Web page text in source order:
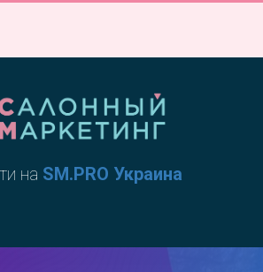
на SM.PRO Украина